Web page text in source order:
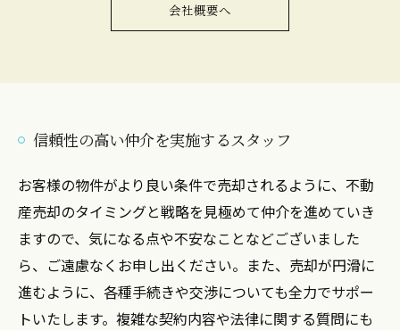
会社概要へ
信頼性の高い仲介を実施するスタッフ
お客様の物件がより良い条件で売却されるように、不動
産売却のタイミングと戦略を見極めて仲介を進めていき
ますので、気になる点や不安なことなどございました
ら、ご遠慮なくお申し出ください。また、売却が円滑に
進むように、各種手続きや交渉についても全力でサポー
トいたします。複雑な契約内容や法律に関する質問にも